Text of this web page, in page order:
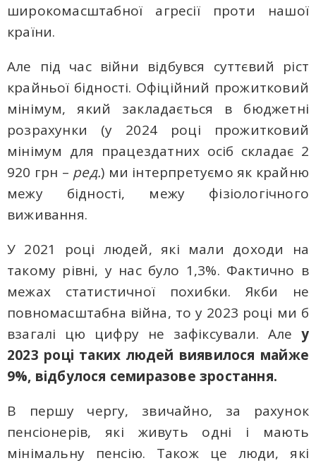
широкомасштабної агресії проти нашої
країни.
Але під час війни відбувся суттєвий ріст
крайньої бідності. Офіційний прожитковий
мінімум, який закладається в бюджетні
розрахунки (у 2024 році прожитковий
мінімум для працездатних осіб складає 2
920 грн – ред.) ми інтерпретуємо як крайню
межу бідності, межу фізіологічного
виживання.
У 2021 році людей, які мали доходи на
такому рівні, у нас було 1,3%. Фактично в
межах статистичної похибки. Якби не
повномасштабна війна, то у 2023 році ми б
взагалі цю цифру не зафіксували. Але у
2023 році таких людей виявилося майже
9%, відбулося семиразове зростання.
В першу чергу, звичайно, за рахунок
пенсіонерів, які живуть одні і мають
мінімальну пенсію. Також це люди, які